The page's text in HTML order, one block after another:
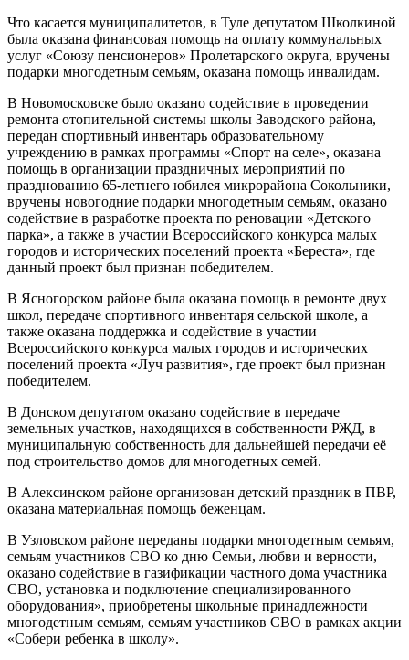
Что касается муниципалитетов, в Туле депутатом Школкиной
была оказана финансовая помощь на оплату коммунальных
услуг «Союзу пенсионеров» Пролетарского округа, вручены
подарки многодетным семьям, оказана помощь инвалидам.
В Новомосковске было оказано содействие в проведении
ремонта отопительной системы школы Заводского района,
передан спортивный инвентарь образовательному
учреждению в рамках программы «Спорт на селе», оказана
помощь в организации праздничных мероприятий по
празднованию 65-летнего юбилея микрорайона Сокольники,
вручены новогодние подарки многодетным семьям, оказано
содействие в разработке проекта по реновации «Детского
парка», а также в участии Всероссийского конкурса малых
городов и исторических поселений проекта «Береста», где
данный проект был признан победителем.
В Ясногорском районе была оказана помощь в ремонте двух
школ, передаче спортивного инвентаря сельской школе, а
также оказана поддержка и содействие в участии
Всероссийского конкурса малых городов и исторических
поселений проекта «Луч развития», где проект был признан
победителем.
В Донском депутатом оказано содействие в передаче
земельных участков, находящихся в собственности РЖД, в
муниципальную собственность для дальнейшей передачи её
под строительство домов для многодетных семей.
В Алексинском районе организован детский праздник в ПВР,
оказана материальная помощь беженцам.
В Узловском районе переданы подарки многодетным семьям,
семьям участников СВО ко дню Семьи, любви и верности,
оказано содействие в газификации частного дома участника
СВО, установка и подключение специализированного
оборудования», приобретены школьные принадлежности
многодетным семьям, семьям участников СВО в рамках акции
«Собери ребенка в школу».